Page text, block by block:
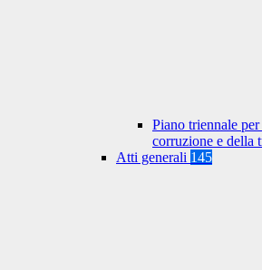
Piano triennale
corruzione e della
Atti generali 145